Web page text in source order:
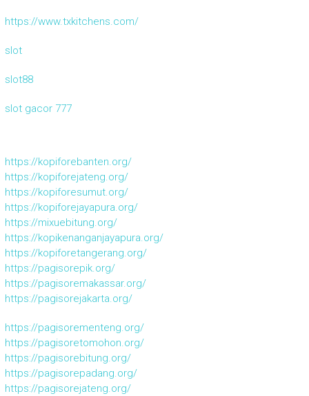
https://www.txkitchens.com/
slot
slot88
slot gacor 777
https://kopiforebanten.org/
https://kopiforejateng.org/
https://kopiforesumut.org/
https://kopiforejayapura.org/
https://mixuebitung.org/
https://kopikenanganjayapura.org/
https://kopiforetangerang.org/
https://pagisorepik.org/
https://pagisoremakassar.org/
https://pagisorejakarta.org/
https://pagisorementeng.org/
https://pagisoretomohon.org/
https://pagisorebitung.org/
https://pagisorepadang.org/
https://pagisorejateng.org/